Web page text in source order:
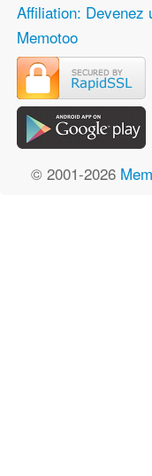
Affiliation: Devenez
Memotoo
© 2001-2026